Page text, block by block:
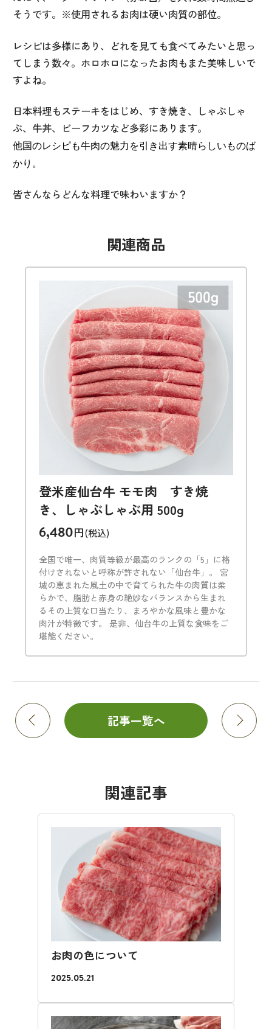
そうです。※使用されるお肉は硬い肉質の部位。
レシピは多様にあり、どれを見ても食べてみたいと思っ
てしまう数々。ホロホロになったお肉もまた美味しいで
すよね。
日本料理もステーキをはじめ、すき焼き、しゃぶしゃ
ぶ、牛丼、ビーフカツなど多彩にあります。
他国のレシピも牛肉の魅力を引き出す素晴らしいものば
かり。
皆さんならどんな料理で味わいますか？
関連商品
登米産仙台牛 モモ肉 すき焼
き、しゃぶしゃぶ用 500g
6,480円(税込)
全国で唯一、肉質等級が最高のランクの「5」に格
付けされないと呼称が許されない「仙台牛」。 宮
城の恵まれた風土の中で育てられた牛の肉質は柔
らかで、脂肪と赤身の絶妙なバランスから生まれ
るその上質な口当たり、まろやかな風味と豊かな
肉汁が特徴です。 是非、仙台牛の上質な食味をご
堪能ください。
記事一覧へ
関連記事
お肉の色について
2025.05.21